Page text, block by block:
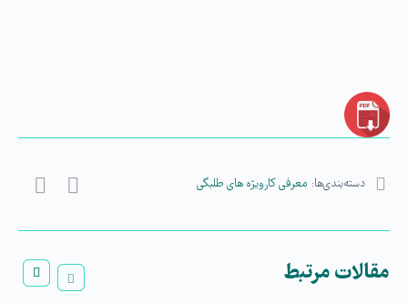
دسته‌بندی‌ها: معرفی کارویژه های طلبگی
مقالات مرتبط